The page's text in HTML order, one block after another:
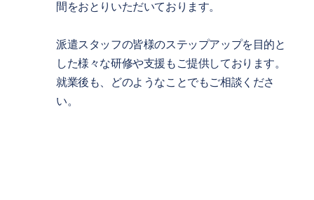
間をおとりいただいております。
派遣スタッフの皆様のステップアップを目的と
した様々な研修や支援もご提供しております。
就業後も、どのようなことでもご相談くださ
い。